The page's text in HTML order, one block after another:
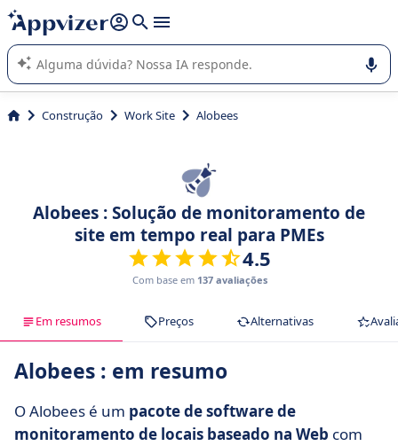
de nossa IA (várias linhas com
A IA do Appvizer o orienta no uso ou na seleção de software
SaaS para sua empresa.
Construção Work Site Alobees
Alobees : Solução de monitoramento de
site em tempo real para PMEs
4.5
Com base em 137 avaliações
Em resumos Preços Alternativas
Alobees : em resumo
O Alobees é um pacote de software de
monitoramento de locais baseado na Web com